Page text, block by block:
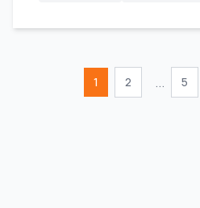
1 2 ... 5